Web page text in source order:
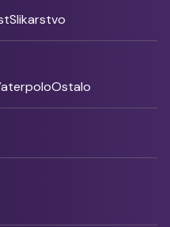
Slikarstvo
Ostalo